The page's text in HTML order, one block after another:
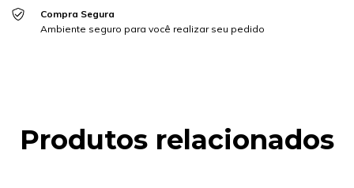
Compra Segura
Ambiente seguro para você realizar seu pedido
Produtos relacionados